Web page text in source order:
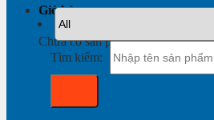
Giỏ hàng
Chưa có sản phẩm trong giỏ hàng.
Tìm kiếm: